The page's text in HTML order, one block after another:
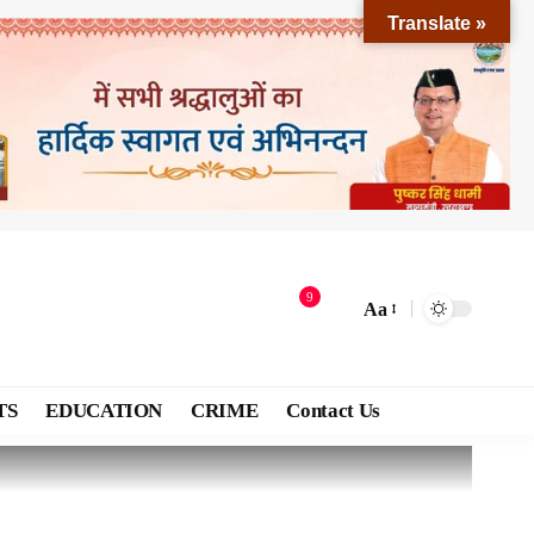
9
Aa
EDUCATION CRIME Contact Us
Translate »